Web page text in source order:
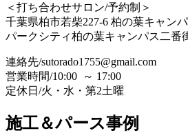
＜打ち合わせサロン/予約制＞
千葉県柏市若柴227-6 柏の葉キャン
パークシティ柏の葉キャンパス二
連絡先/sutorado1755@gmail.com
営業時間/10:00 ～ 17:00
定休日/火・水・第2土曜
施工＆パース事例